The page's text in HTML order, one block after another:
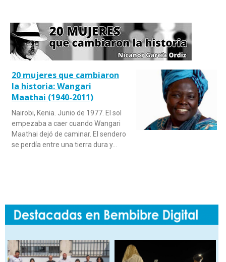
20 mujeres que cambiaron
la historia: Wangari
Maathai (1940-2011)
Nairobi, Kenia. Junio de 1977. El sol
empezaba a caer cuando Wangari
Maathai dejó de caminar. El sendero
se perdía entre una tierra dura y…